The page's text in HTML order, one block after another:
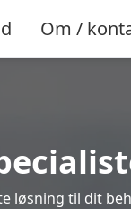
Om /
løsning til dit